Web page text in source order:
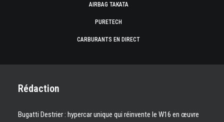
AIRBAG TAKATA
PURETECH
CARBURANTS EN DIRECT
Rédaction
Bugatti Destrier : hypercar unique qui réinvente le W16 en œuvre